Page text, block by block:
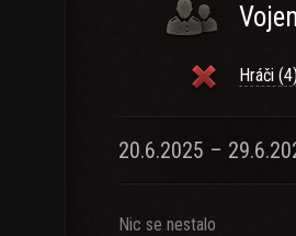
Hráči (4)
20.6.2025 –
Nic se nestalo